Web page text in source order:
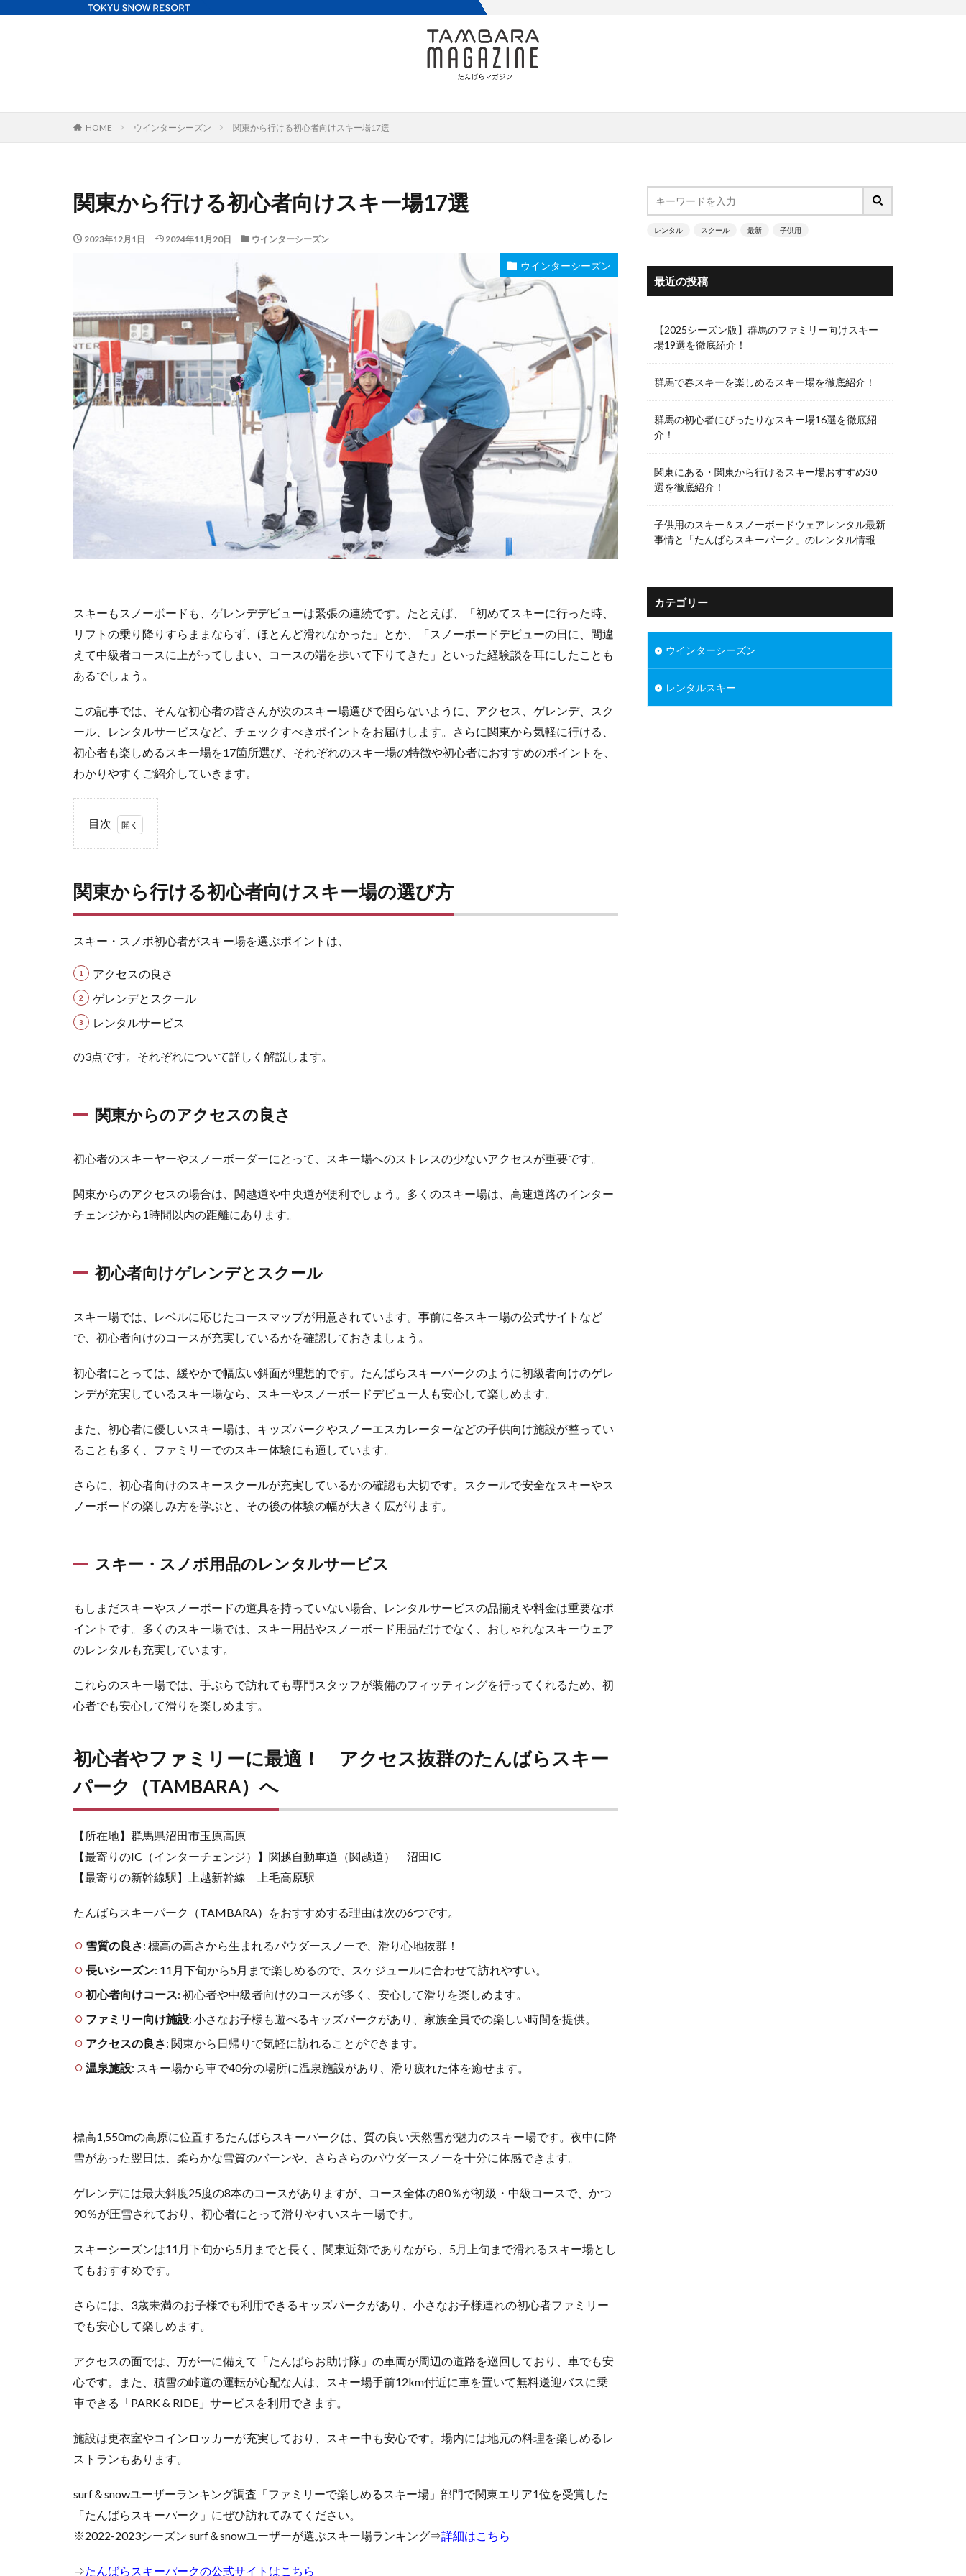
HOME ウインターシーズン 関東から行ける初心者向けスキー場17選
関東から行ける初心者向けスキー場17選
2023年12月1日 2024年11月20日 ウインターシーズン
ウインターシーズン
スキーもスノーボードも、ゲレンデデビューは緊張の連続です。たとえば、「初めてスキーに行った時、
リフトの乗り降りすらままならず、ほとんど滑れなかった」とか、「スノーボードデビューの日に、間違
えて中級者コースに上がってしまい、コースの端を歩いて下りてきた」といった経験談を耳にしたことも
あるでしょう。
この記事では、そんな初心者の皆さんが次のスキー場選びで困らないように、アクセス、ゲレンデ、スク
ール、レンタルサービスなど、チェックすべきポイントをお届けします。さらに関東から気軽に行ける、
初心者も楽しめるスキー場を17箇所選び、それぞれのスキー場の特徴や初心者におすすめのポイントを、
わかりやすくご紹介していきます。
目次
か
け
初
心
者
け
キ
選
関東
から
のア
良さ
者向
けゲ
デと
スク
ール
1.3
スキ
ー・
ボ用
品の
レン
ビス
ファミリーに
最適！ アク
セス抜群のた
んばらスキー
へ
越
道
近
郊
の
心
者
す
め
キ
場
3.1
湯沢中
ーリゾ
ート
――雪
満喫で
きる、
初心者
ミリー
向けス
3.2
舞子
ーリ
ゾー
ト
関越
道IC
から1
分、
者か
級者
楽し
める
なゲ
デ
関東から行ける初心者向けスキー場の選び方
スキー・スノボ初心者がスキー場を選ぶポイントは、
アクセスの良さ
ゲレンデとスクール
レンタルサービス
の3点です。それぞれについて詳しく解説します。
関東からのアクセスの良さ
初心者のスキーヤーやスノーボーダーにとって、スキー場へのストレスの少ないアクセスが重要です。
関東からのアクセスの場合は、関越道や中央道が便利でしょう。多くのスキー場は、高速道路のインター
チェンジから1時間以内の距離にあります。
初心者向けゲレンデとスクール
スキー場では、レベルに応じたコースマップが用意されています。事前に各スキー場の公式サイトなど
で、初心者向けのコースが充実しているかを確認しておきましょう。
初心者にとっては、緩やかで幅広い斜面が理想的です。たんばらスキーパークのように初級者向けのゲレ
ンデが充実しているスキー場なら、スキーやスノーボードデビュー人も安心して楽しめます。
また、初心者に優しいスキー場は、キッズパークやスノーエスカレーターなどの子供向け施設が整ってい
ることも多く、ファミリーでのスキー体験にも適しています。
さらに、初心者向けのスキースクールが充実しているかの確認も大切です。スクールで安全なスキーやス
ノーボードの楽しみ方を学ぶと、その後の体験の幅が大きく広がります。
スキー・スノボ用品のレンタルサービス
もしまだスキーやスノーボードの道具を持っていない場合、レンタルサービスの品揃えや料金は重要なポ
イントです。多くのスキー場では、スキー用品やスノーボード用品だけでなく、おしゃれなスキーウェア
のレンタルも充実しています。
これらのスキー場では、手ぶらで訪れても専門スタッフが装備のフィッティングを行ってくれるため、初
心者でも安心して滑りを楽しめます。
初心者やファミリーに最適！ アクセス抜群のたんばらスキー
パーク（TAMBARA）へ
【所在地】群馬県沼田市玉原高原
【最寄りのIC（インターチェンジ）】関越自動車道（関越道） 沼田IC
【最寄りの新幹線駅】上越新幹線 上毛高原駅
たんばらスキーパーク（TAMBARA）をおすすめする理由は次の6つです。
雪質の良さ: 標高の高さから生まれるパウダースノーで、滑り心地抜群！
長いシーズン: 11月下旬から5月まで楽しめるので、スケジュールに合わせて訪れやすい。
初心者向けコース: 初心者や中級者向けのコースが多く、安心して滑りを楽しめます。
ファミリー向け施設: 小さなお子様も遊べるキッズパークがあり、家族全員での楽しい時間を提供。
アクセスの良さ: 関東から日帰りで気軽に訪れることができます。
温泉施設: スキー場から車で40分の場所に温泉施設があり、滑り疲れた体を癒せます。
標高1,550mの高原に位置するたんばらスキーパークは、質の良い天然雪が魅力のスキー場です。夜中に降
雪があった翌日は、柔らかな雪質のバーンや、さらさらのパウダースノーを十分に体感できます。
ゲレンデには最大斜度25度の8本のコースがありますが、コース全体の80％が初級・中級コースで、かつ
90％が圧雪されており、初心者にとって滑りやすいスキー場です。
スキーシーズンは11月下旬から5月までと長く、関東近郊でありながら、5月上旬まで滑れるスキー場とし
てもおすすめです。
さらには、3歳未満のお子様でも利用できるキッズパークがあり、小さなお子様連れの初心者ファミリー
でも安心して楽しめます。
アクセスの面では、万が一に備えて「たんばらお助け隊」の車両が周辺の道路を巡回しており、車でも安
心です。また、積雪の峠道の運転が心配な人は、スキー場手前12km付近に車を置いて無料送迎バスに乗
車できる「PARK & RIDE」サービスを利用できます。
施設は更衣室やコインロッカーが充実しており、スキー中も安心です。場内には地元の料理を楽しめるレ
ストランもあります。
surf＆snowユーザーランキング調査「ファミリーで楽しめるスキー場」部門で関東エリア1位を受賞した
「たんばらスキーパーク」にぜひ訪れてみてください。
※2022-2023シーズン surf＆snowユーザーが選ぶスキー場ランキング⇒詳細はこちら
⇒たんばらスキーパークの公式サイトはこちら
レンタル スクール 最新 子供用
最近の投稿
【2025シーズン版】群馬のファミリー向けスキー
場19選を徹底紹介！
群馬で春スキーを楽しめるスキー場を徹底紹介！
群馬の初心者にぴったりなスキー場16選を徹底紹
介！
関東にある・関東から行けるスキー場おすすめ30
選を徹底紹介！
子供用のスキー＆スノーボードウェアレンタル最新
事情と「たんばらスキーパーク」のレンタル情報
カテゴリー
ウインターシーズン
レンタルスキー